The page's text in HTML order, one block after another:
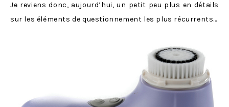
Je reviens donc, aujourd’hui, un petit peu plus en détails
sur les éléments de questionnement les plus récurrents…